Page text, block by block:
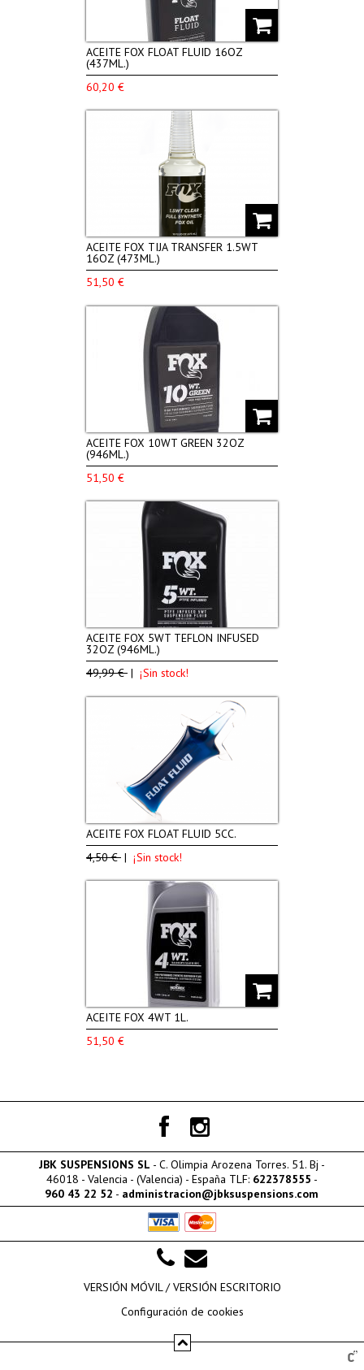
ACEITE FOX FLOAT FLUID 16OZ
(437ML.)
60,20 €
ACEITE FOX TIJA TRANSFER 1.5WT
16OZ (473ML.)
51,50 €
ACEITE FOX 10WT GREEN 32OZ
(946ML.)
51,50 €
ACEITE FOX 5WT TEFLON INFUSED
32OZ (946ML.)
49,99 € | ¡Sin stock!
ACEITE FOX FLOAT FLUID 5CC.
4,50 € | ¡Sin stock!
ACEITE FOX 4WT 1L.
51,50 €
JBK SUSPENSIONS SL - C. Olimpia Arozena Torres. 51. Bj -
46018 - Valencia - (Valencia) - España TLF: 622378555 -
960 43 22 52 - administracion@jbksuspensions.com
VERSIÓN MÓVIL /VERSIÓN ESCRITORIO
Configuración de cookies